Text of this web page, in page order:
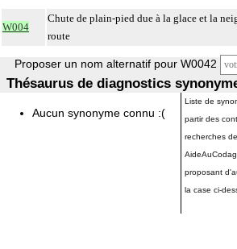
W004
Chute de plain-pied due à la glace et la
route
Proposer un nom alternatif pour W0042
Thésaurus de diagnostics
Aucun synonyme connu :(
Liste de
partir des
recherches
proposant
la case ci-